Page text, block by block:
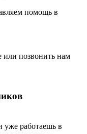
помощь в
или позвонить нам
уже работаешь в